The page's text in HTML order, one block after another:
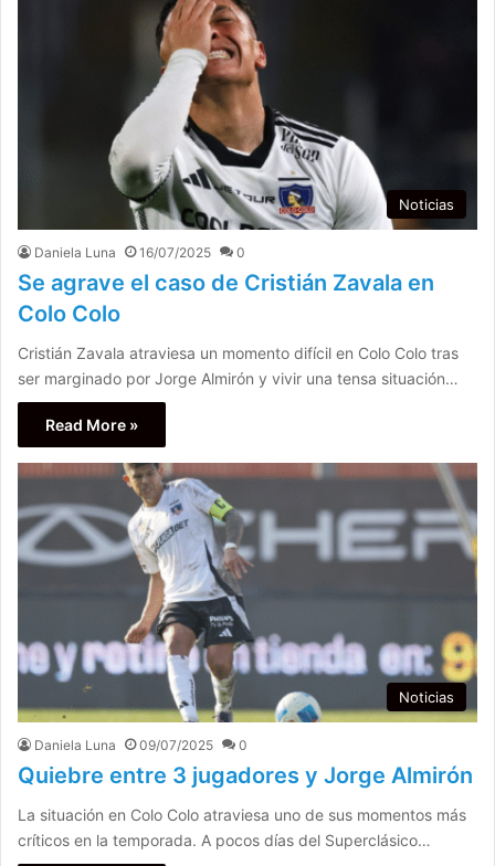
Noticias
Daniela Luna 16/07/2025 0
Se agrave el caso de Cristián Zavala en
Colo Colo
Cristián Zavala atraviesa un momento difícil en Colo Colo tras
ser marginado por Jorge Almirón y vivir una tensa situación…
Read More »
Noticias
Daniela Luna 09/07/2025 0
Quiebre entre 3 jugadores y Jorge Almirón
La situación en Colo Colo atraviesa uno de sus momentos más
críticos en la temporada. A pocos días del Superclásico…